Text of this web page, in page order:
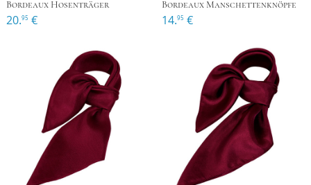
Bordeaux Hosenträger
20.95 €
Bordeaux Manschettenknöpfe
14.95 €